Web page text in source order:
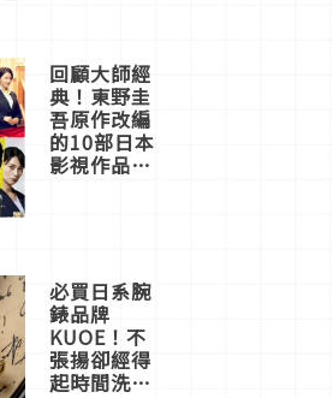
體驗
回顧大師經
典！東野圭
吾原作改編
的10部日本
影視作品推
必買日系腕
錶品牌
KUOE！不
張揚卻經得
起時間洗鍊